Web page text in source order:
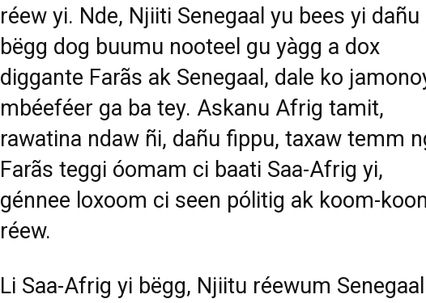
réew yi. Nde, Njiiti Senegaal yu bees yi dañu
bëgg dog buumu nooteel gu yàgg a dox
diggante Farãs ak Senegaal, dale ko
mbéeféer ga ba tey. Askanu Afrig tamit,
rawatina ndaw ñi, dañu fippu, taxaw temm
Farãs teggi óomam ci baati Saa-Afrig yi,
génnee loxoom ci seen pólitig ak koom-
réew.
Li Saa-Afrig yi bëgg, Njiitu réewum